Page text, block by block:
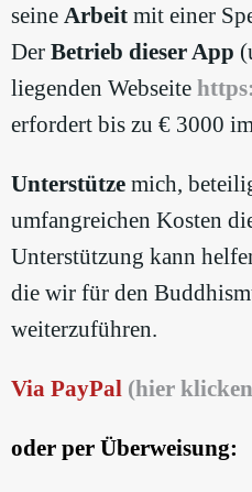
seine Arbeit mit einer
Der Betrieb dieser App
liegenden Webseite
erfordert bis zu € 3000
Unterstütze mich,
umfangreichen Kosten
Unterstützung kann
die wir für den
weiterzuführen.
Via PayPal (hier
oder per Überweisung: